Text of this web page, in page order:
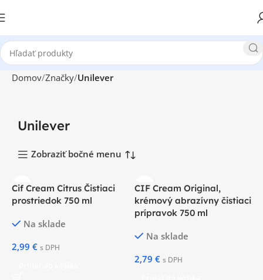
Domov Značky Unilever
Unilever
Zobraziť bočné menu
Cif Cream Citrus Čistiaci
prostriedok 750 ml
Na sklade
2,99 € s DPH
CIF Cream Original,
krémový abrazívny čistiaci
prípravok 750 ml
Na sklade
2,79 € s DPH